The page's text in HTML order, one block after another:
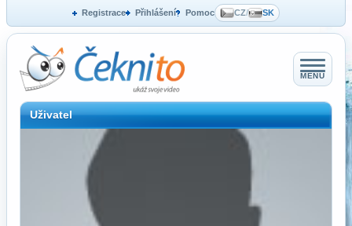
Registrace Přihlášení Pomoc CZ/ SK
MENU
Uživatel